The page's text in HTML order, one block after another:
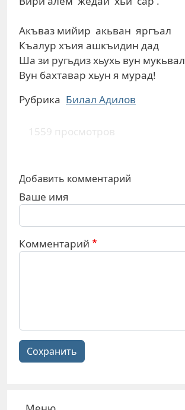
Акъваз мийир акьван яргъал
Къалур хъия ашкъидин дад
Ша зи ругьдиз хьухь вун мукьвал
Вун бахтавар хьун я мурад!
Рубрика Билал Адилов
1559 просмотров
Добавить комментарий
Ваше имя
Комментарий
Сохранить